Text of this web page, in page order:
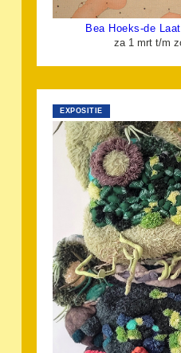
Bea Hoeks-de
za 1 mrt t/m
EXPOSITIE